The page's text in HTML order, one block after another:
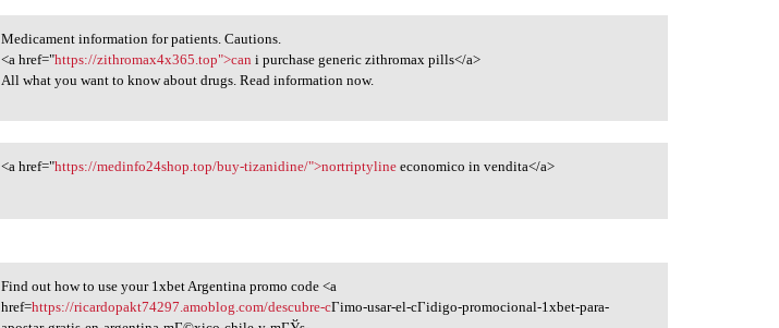
Medicament information for
Medicament information for patients. Cautions.
<a href="https://zithromax4x365.top">can i purchase generic zithromax pills</a>
All what you want to know about drugs. Read information now.
<a href="https:/
<a href="https://medinfo24shop.top/buy-tizanidine/">nortriptyline economico in vendita</a>
Find out how to use your
Find out how to use your 1xbet Argentina promo code <a
href=https://ricardopakt74297.amoblog.com/descubre-cГіmo-usar-el-cГіdigo-promocional-1xbet-para-